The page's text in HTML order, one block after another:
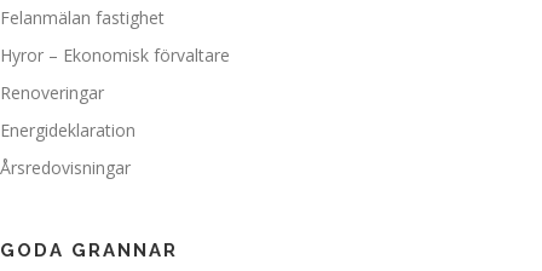
Felanmälan fastighet
Hyror – Ekonomisk förvaltare
Renoveringar
Energideklaration
Årsredovisningar
GODA GRANNAR